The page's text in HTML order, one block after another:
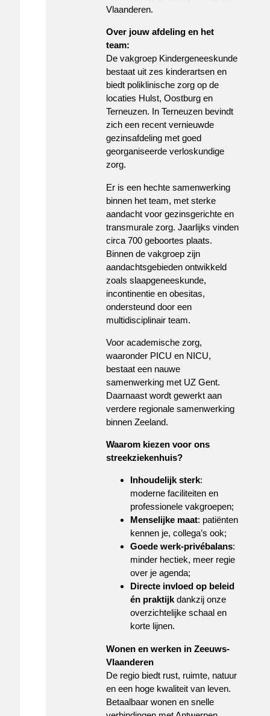
Vlaanderen.
Over jouw afdeling en het
team:
De vakgroep Kindergeneeskunde
bestaat uit zes kinderartsen en
biedt poliklinische zorg op de
locaties Hulst, Oostburg en
Terneuzen. In Terneuzen bevindt
zich een recent vernieuwde
gezinsafdeling met goed
georganiseerde verloskundige
zorg.
Er is een hechte samenwerking
binnen het team, met sterke
aandacht voor gezinsgerichte en
transmurale zorg. Jaarlijks vinden
circa 700 geboortes plaats.
Binnen de vakgroep zijn
aandachtsgebieden ontwikkeld
zoals slaapgeneeskunde,
incontinentie en obesitas,
ondersteund door een
multidisciplinair team.
Voor academische zorg,
waaronder PICU en NICU,
bestaat een nauwe
samenwerking met UZ Gent.
Daarnaast wordt gewerkt aan
verdere regionale samenwerking
binnen Zeeland.
Waarom kiezen voor ons
streekziekenhuis?
Inhoudelijk sterk:
moderne faciliteiten en
professionele vakgroepen;
Menselijke maat: patiënten
kennen je, collega’s ook;
Goede werk-privébalans:
minder hectiek, meer regie
over je agenda;
Directe invloed op beleid
én praktijk dankzij onze
overzichtelijke schaal en
korte lijnen.
Wonen en werken in Zeeuws-
Vlaanderen
De regio biedt rust, ruimte, natuur
en een hoge kwaliteit van leven.
Betaalbaar wonen en snelle